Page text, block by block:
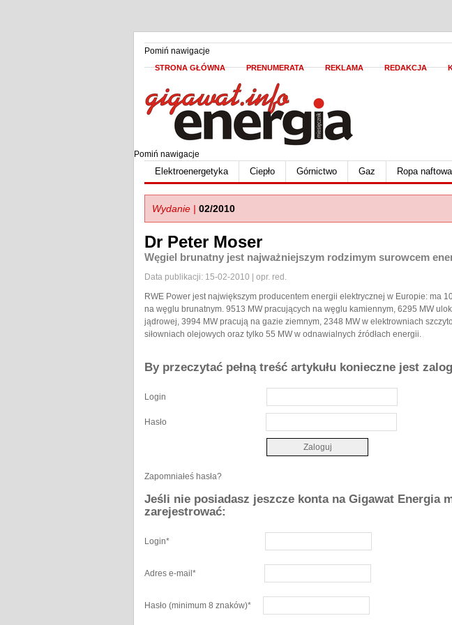
Pomiń nawigacje
STRONA GŁÓWNA PRENUMERATA REKLAMA REDAKCJA
Pomiń nawigacje
Elektroenergetyka Ciepło Górnictwo Gaz Ropa naftowa
Wydanie | 02/2010
Dr Peter Moser
Węgiel brunatny jest najważniejszym rodzimym surowcem
Data publikacji: 15-02-2010 | opr. red.
RWE Power jest największym producentem energii elektrycznej w Europie: ma
na węglu brunatnym. 9513 MW pracujących na węglu kamiennym, 6295 MW
jądrowej, 3994 MW pracują na gazie ziemnym, 2348 MW w elektrowniach
siłowniach olejowych oraz tylko 55 MW w odnawialnych źródłach energii.
By przeczytać pełną treść artykułu konieczne jest
Login
Hasło
Zapomniałeś hasła?
Jeśli nie posiadasz jeszcze konta na Gigawat Energia
zarejestrować:
Login*
Adres e-mail *
Hasło (minimum 8 znaków)*